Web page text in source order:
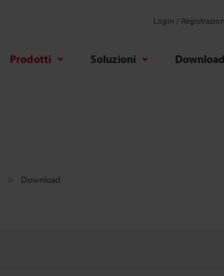
Login /
Prodotti Soluzioni Download
Download